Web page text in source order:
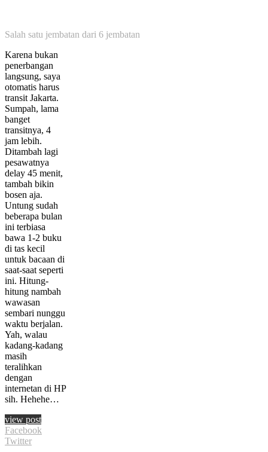
Salah satu jembatan dari 6 jembatan
Karena bukan
penerbangan
langsung, saya
otomatis harus
transit Jakarta.
Sumpah, lama
banget
transitnya, 4
jam lebih.
Ditambah lagi
pesawatnya
delay 45 menit,
tambah bikin
bosen aja.
Untung sudah
beberapa bulan
ini terbiasa
bawa 1-2 buku
di tas kecil
untuk bacaan di
saat-saat seperti
ini. Hitung-
hitung nambah
wawasan
sembari nunggu
waktu berjalan.
Yah, walau
kadang-kadang
masih
teralihkan
dengan
internetan di HP
sih. Hehehe…
view post
Facebook
Twitter